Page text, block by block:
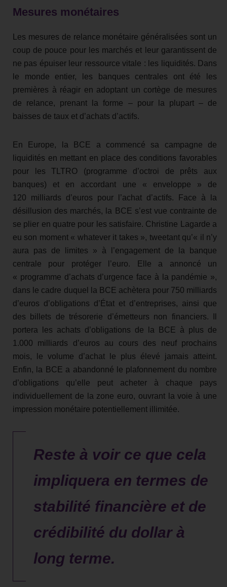
Mesures monétaires
Les mesures de relance monétaire généralisées sont un
coup de pouce pour les marchés et leur garantissent de
ne pas épuiser leur ressource vitale : les liquidités. Dans
le monde entier, les banques centrales ont été les
premières à réagir en adoptant un cortège de mesures
de relance, prenant la forme – pour la plupart – de
baisses de taux et d’achats d’actifs.
En Europe, la BCE a commencé sa campagne de
liquidités en mettant en place des conditions favorables
pour les TLTRO (programme d’octroi de prêts aux
banques) et en accordant une « enveloppe » de
120 milliards d’euros pour l’achat d’actifs. Face à la
désillusion des marchés, la BCE s’est vue contrainte de
se plier en quatre pour les satisfaire. Christine Lagarde a
eu son moment « whatever it takes », tweetant qu’« il n’y
aura pas de limites » à l’engagement de la banque
centrale pour protéger l’euro. Elle a annoncé un
« programme d’achats d’urgence face à la pandémie »,
dans le cadre duquel la BCE achètera pour 750 milliards
d’euros d’obligations d’État et d’entreprises, ainsi que
des billets de trésorerie d’émetteurs non financiers. Il
portera les achats d’obligations de la BCE à plus de
1.000 milliards d’euros au cours des neuf prochains
mois, le volume d’achat le plus élevé jamais atteint.
Enfin, la BCE a abandonné le plafonnement du nombre
d’obligations qu’elle peut acheter à chaque pays
individuellement de la zone euro, ouvrant la voie à une
impression monétaire potentiellement illimitée.
Reste à voir ce que cela
impliquera en termes de
stabilité financière et de
crédibilité du dollar à
long terme.